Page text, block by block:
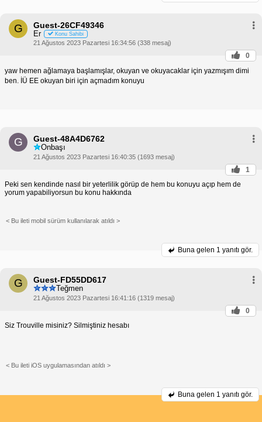
G Guest-26CF49346
Er Konu Sahibi
21 Ağustos 2023 Pazartesi 16:34:56 (338 mesaj)
0
yaw hemen ağlamaya başlamışlar, okuyan ve okuyacaklar için yazmışım dimi
ben. İÜ EE okuyan biri için açmadım konuyu
G Guest-48A4D6762
Onbaşı
21 Ağustos 2023 Pazartesi 16:40:35 (1693 mesaj)
1
Peki sen kendinde nasıl bir yeterlilik görüp de hem bu konuyu açıp hem de
yorum yapabiliyorsun bu konu hakkında
< Bu ileti mobil sürüm kullanılarak atıldı >
Buna gelen 1 yanıtı gör.
G Guest-FD55DD617
Teğmen
21 Ağustos 2023 Pazartesi 16:41:16 (1319 mesaj)
0
Siz Trouville misiniz? Silmiştiniz hesabı
< Bu ileti iOS uygulamasından atıldı >
Buna gelen 1 yanıtı gör.